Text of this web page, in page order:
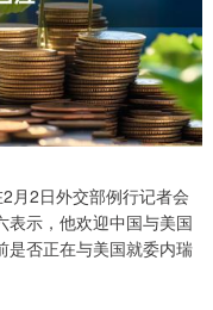
2日外交部例行记者会
表示，他欢迎中国与美国
是否正在与美国就委内瑞